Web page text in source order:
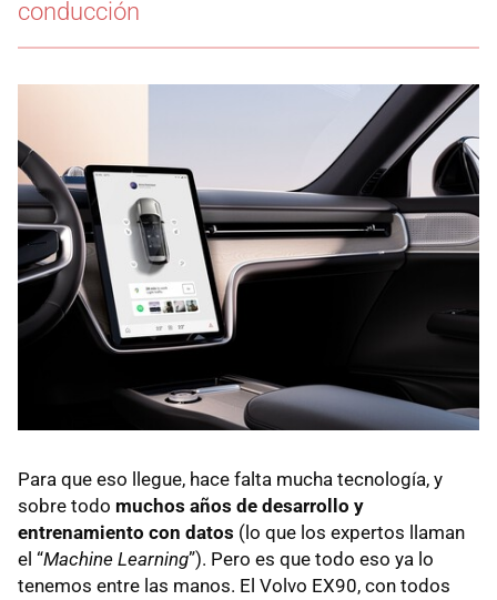
conducción
Para que eso llegue, hace falta mucha tecnología, y
sobre todo muchos años de desarrollo y
entrenamiento con datos (lo que los expertos llaman
el “Machine Learning”). Pero es que todo eso ya lo
tenemos entre las manos. El Volvo EX90, con todos